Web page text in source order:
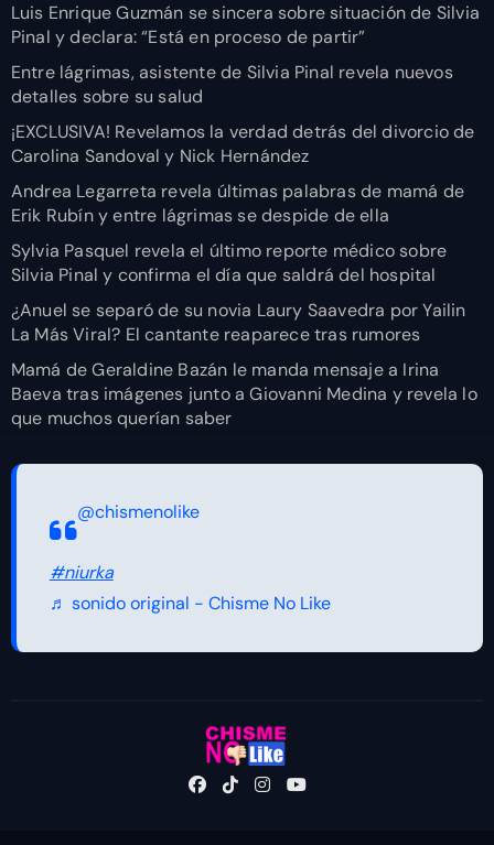
Luis Enrique Guzmán se sincera sobre situación de Silvia
Pinal y declara: “Está en proceso de partir”
Entre lágrimas, asistente de Silvia Pinal revela nuevos
detalles sobre su salud
¡EXCLUSIVA! Revelamos la verdad detrás del divorcio de
Carolina Sandoval y Nick Hernández
Andrea Legarreta revela últimas palabras de mamá de
Erik Rubín y entre lágrimas se despide de ella
Sylvia Pasquel revela el último reporte médico sobre
Silvia Pinal y confirma el día que saldrá del hospital
¿Anuel se separó de su novia Laury Saavedra por Yailin
La Más Viral? El cantante reaparece tras rumores
Mamá de Geraldine Bazán le manda mensaje a Irina
Baeva tras imágenes junto a Giovanni Medina y revela lo
que muchos querían saber
@chismenolike
#niurka
♬ sonido original - Chisme No Like